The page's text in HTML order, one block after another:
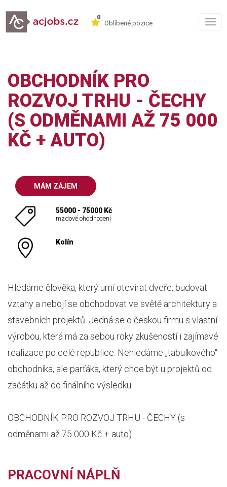
0
Oblíbené pozice
OBCHODNÍK PRO
ROZVOJ TRHU - ČECHY
(S ODMĚNAMI AŽ 75 000
KČ + AUTO)
MÁM ZÁJEM
55000 - 75000 Kč
mzdové ohodnocení
Kolín
Hledáme člověka, který umí otevírat dveře, budovat
vztahy a nebojí se obchodovat ve světě architektury a
stavebních projektů. Jedná se o českou firmu s vlastní
výrobou, která má za sebou roky zkušeností i zajímavé
realizace po celé republice. Nehledáme „tabulkového“
obchodníka, ale parťáka, který chce být u projektů od
začátku až do finálního výsledku.
OBCHODNÍK PRO ROZVOJ TRHU - ČECHY (s
odměnami až 75 000 Kč + auto)
PRACOVNÍ NÁPLŇ